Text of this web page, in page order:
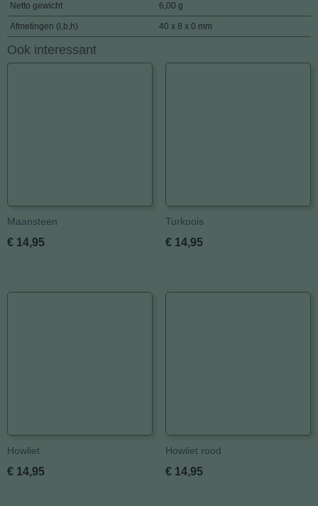
Netto gewicht 6,00 g
Afmetingen (l,b,h) 40 x 8 x 0 mm
Ook interessant
Maansteen
€ 14,95
Turkoois
€ 14,95
Howliet
€ 14,95
Howliet rood
€ 14,95